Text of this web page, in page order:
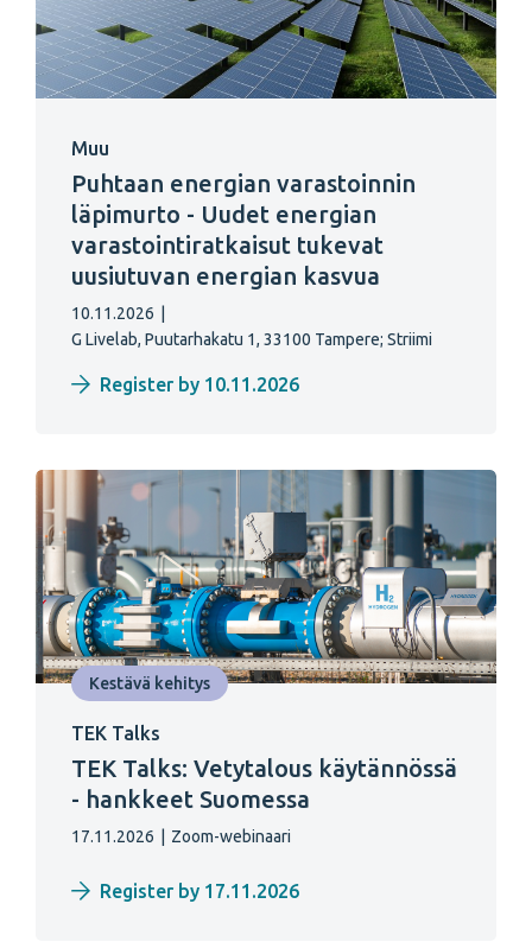
Muu
Puhtaan energian varastoinnin
läpimurto - Uudet energian
varastointiratkaisut tukevat
uusiutuvan energian kasvua
10.11.2026
G Livelab, Puutarhakatu 1, 33100 Tampere; Striimi
Register by 10.11.2026
Kestävä kehitys
TEK Talks
TEK Talks: Vetytalous käytännössä
- hankkeet Suomessa
17.11.2026 Zoom-webinaari
Register by 17.11.2026